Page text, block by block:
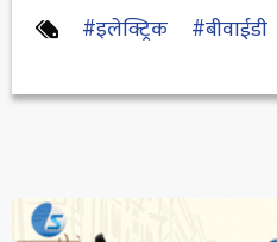
#इलेक्ट्रिक #बीवाईडी